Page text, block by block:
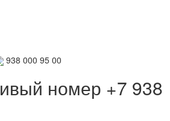
938 000 95 00
номер +7 938